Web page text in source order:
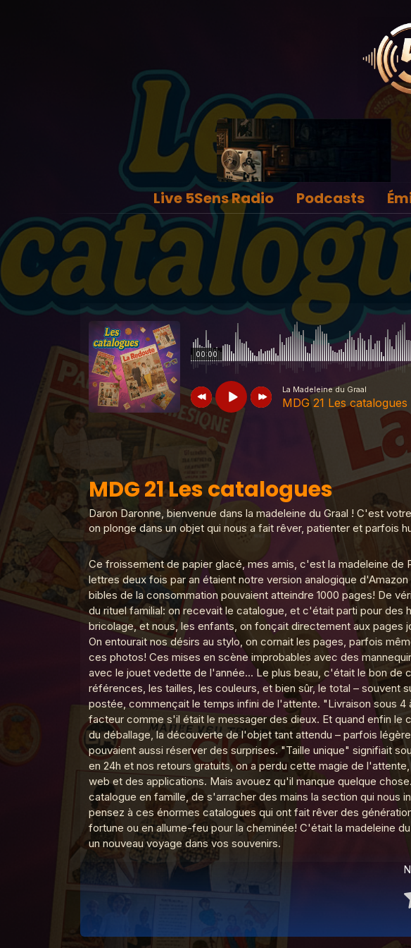
Live 5Sens Radio Podcasts
00:00
La Madeleine du Graal
MDG 21 Les catalogues
La Madeleine du Graal MDG 21 Les catalogues
La Madeleine du Graal MDG 24 Le micro onde
La Madeleine du Graal MDG 23 Livres héros
La Madeleine du Graal MDG 22 Les textos
La Madeleine du Graal MDG 20 Télécommande
La Madeleine du Graal MDG 19 Cartes à collectionner
La Madeleine du Graal MDG 18 Le stylo 4 couleurs
La Madeleine du Graal MDG 17 VHS
MDG 21 Les catalogues
Daron Daronne, bienvenue dans la madeleine du Graal ! C'est
on plonge dans un objet qui nous a fait rêver, patienter et parfois
Ce froissement de papier glacé, mes amis, c'est la madeleine de
lettres deux fois par an étaient notre version analogique
bibles de la consommation pouvaient atteindre 1000 pages! De
du rituel familial: on recevait le catalogue, et c'était parti pour
bricolage, et nous, les enfants, on fonçait directement aux
On entourait nos désirs au stylo, on cornait les pages, parfois
ces photos! Ces mises en scène improbables avec des
avec le jouet vedette de l'année... Le plus beau, c'était le bon
références, les tailles, les couleurs, et bien sûr, le total – souvent
postée, commençait le temps infini de l'attente. "Livraison sous
facteur comme s'il était le messager des dieux. Et quand enfin
du déballage, la découverte de l'objet tant attendu – parfois
pouvaient aussi réserver des surprises. "Taille unique" signifiait
en 24h et nos retours gratuits, on a perdu cette magie de
web et des applications. Mais avouez qu'il manque quelque
catalogue en famille, de s'arracher des mains la section qui
pensez à ces énormes catalogues qui ont fait rêver des
fortune ou en allume-feu pour la cheminée! C'était la madeleine
un nouveau voyage dans vos souvenirs.